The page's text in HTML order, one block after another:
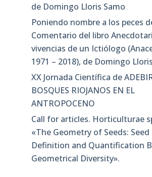
de Domingo Lloris Samo
Poniendo nombre a los peces
Comentario del libro
vivencias de un Ictiólogo
1971 – 2018), de Domingo
XX Jornada Científica de
BOSQUES RIOJANOS EN EL
ANTROPOCENO
Call for articles. Horticulturae
«The Geometry of Seeds: Seed
Definition and Quantification
Geometrical Diversity»​.